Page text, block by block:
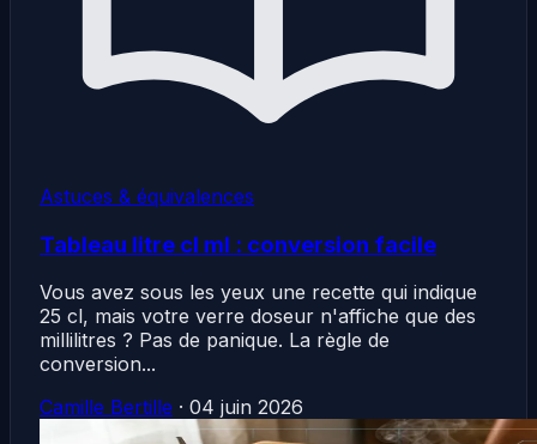
Astuces & équivalences
Tableau litre cl ml : conversion facile
Vous avez sous les yeux une recette qui indique
25 cl, mais votre verre doseur n'affiche que des
millilitres ? Pas de panique. La règle de
conversion...
Camille Bertille · 04 juin 2026